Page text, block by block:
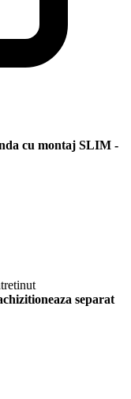
cu montaj SLIM -
separat